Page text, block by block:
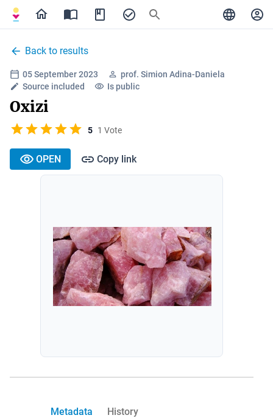
Back to results
05 September 2023
prof. Simion Adina-Daniela
Source included
Is public
Oxizi
5 1 Vote
OPEN Copy link
Metadata History